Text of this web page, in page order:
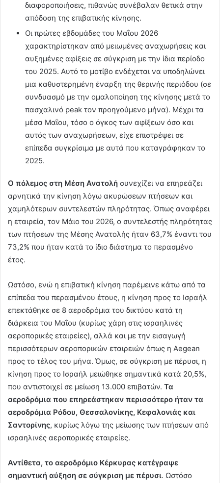
διαφοροποιήσεις, πιθανώς συνέβαλαν θετικά στην
απόδοση της επιβατικής κίνησης.
Οι πρώτες εβδομάδες του Μαΐου 2026
χαρακτηρίστηκαν από μειωμένες αναχωρήσεις και
αυξημένες αφίξεις σε σύγκριση με την ίδια περίοδο
του 2025. Αυτό το μοτίβο ενδέχεται να υποδηλώνει
μια καθυστερημένη έναρξη της θερινής περιόδου (σε
συνδυασμό με την ομαλοποίηση της κίνησης μετά το
πασχαλινό peak τον προηγούμενο μήνα). Μέχρι τα
μέσα Μαΐου, τόσο ο όγκος των αφίξεων όσο και
αυτός των αναχωρήσεων, είχε επιστρέψει σε
επίπεδα συγκρίσιμα με αυτά που καταγράφηκαν το
2025.
Ο πόλεμος στη Μέση Ανατολή συνεχίζει να επηρεάζει
αρνητικά την κίνηση λόγω ακυρώσεων πτήσεων και
χαμηλότερων συντελεστών πληρότητας. Όπως αναφέρει
η εταιρεία, τον Μάιο του 2026, ο συντελεστής πληρότητας
των πτήσεων της Μέσης Ανατολής ήταν 63,7% έναντι του
73,2% που ήταν κατά το ίδιο διάστημα το περασμένο
έτος.
Ωστόσο, ενώ η επιβατική κίνηση παρέμεινε κάτω από τα
επίπεδα του περασμένου έτους, η κίνηση προς το Ισραήλ
επεκτάθηκε σε 8 αεροδρόμια του δικτύου κατά τη
διάρκεια του Μαΐου (κυρίως χάρη στις ισραηλινές
αεροπορικές εταιρείες), αλλά και με την εισαγωγή
περισσότερων αεροπορικών εταιρειών όπως η Aegean
προς το τέλος του μήνα. Όμως, σε σύγκριση με πέρυσι, η
κίνηση προς το Ισραήλ μειώθηκε σημαντικά κατά 20,5%,
που αντιστοιχεί σε μείωση 13.000 επιβατών. Τα
αεροδρόμια που επηρεάστηκαν περισσότερο ήταν τα
αεροδρόμια Ρόδου, Θεσσαλονίκης, Κεφαλονιάς και
Σαντορίνης, κυρίως λόγω της μείωσης των πτήσεων από
ισραηλινές αεροπορικές εταιρείες.
Αντίθετα, το αεροδρόμιο Κέρκυρας κατέγραψε
σημαντική αύξηση σε σύγκριση με πέρυσι. Ωστόσο